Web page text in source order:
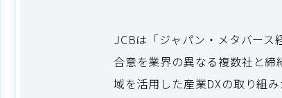
JCBは「ジャパン・メタバース
合意を業界の異なる複数社と
域を活用した産業DXの取り組